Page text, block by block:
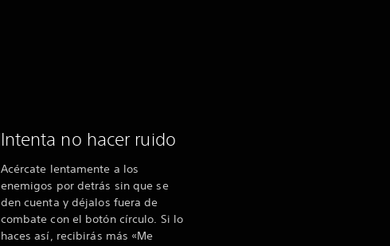
Intenta no hacer ruido
Acércate lentamente a los
enemigos por detrás sin que se
den cuenta y déjalos fuera de
combate con el botón círculo. Si lo
haces así, recibirás más «Me